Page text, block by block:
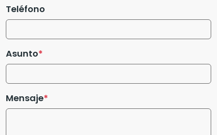
Teléfono
Asunto
Mensaje